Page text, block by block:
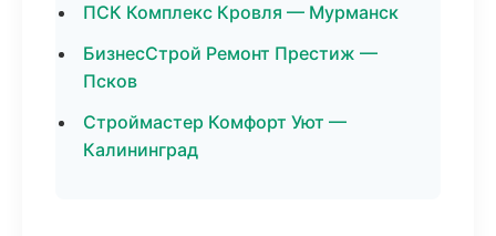
ПСК Комплекс Кровля — Мурманск
БизнесСтрой Ремонт Престиж —
Псков
Строймастер Комфорт Уют —
Калининград